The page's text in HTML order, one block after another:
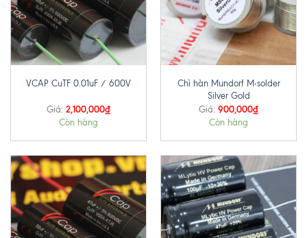
VCAP CuTF 0.01uF / 600V
Giá: 2,100,000₫
Còn hàng
Chì hàn Mundorf M-solder
Silver Gold
Giá: 900,000₫
Còn hàng